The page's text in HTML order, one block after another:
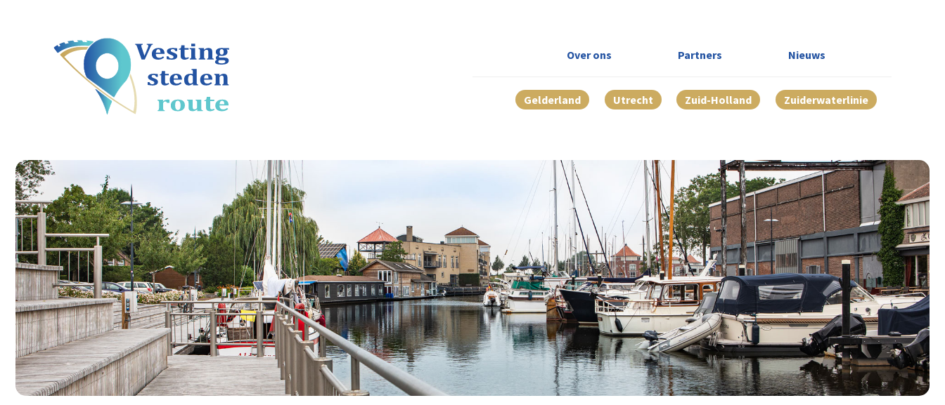
Over ons Partners Nieuws
Gelderland Utrecht Zuid-Holland Zuiderwaterlinie